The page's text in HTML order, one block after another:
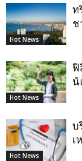
Hot News
ท
ช
Hot News
ฟิ
น้
Hot News
บ
เ